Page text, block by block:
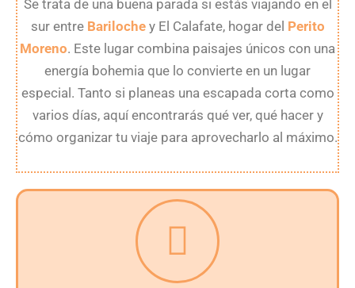
Se trata de una buena parada si estás viajando en el
sur entre Barilochey El Calafate, hogar del Perito
Moreno. Este lugar combina paisajes únicos con una
energía bohemia que lo convierte en un lugar
especial. Tanto si planeas una escapada corta como
varios días, aquí encontrarás qué ver, qué hacer y
cómo organizar tu viaje para aprovecharlo al máximo.